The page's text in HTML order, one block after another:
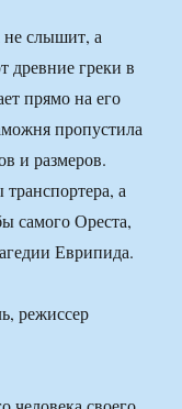
не слышит, а
древние греки в
прямо на его
пропустила
и размеров.
а
самого Ореста,
Еврипида.
режиссер